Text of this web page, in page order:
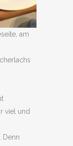
am
viel und
Denn